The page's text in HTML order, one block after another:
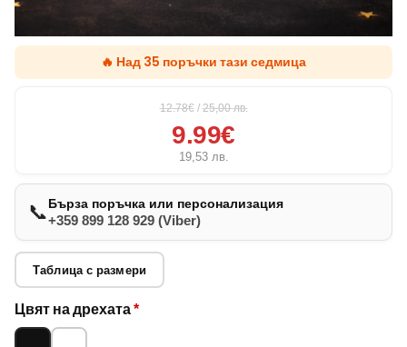
🔥 Над 35 поръчки тази седмица
12.78€ / 25,00лв.
9.99€
19,53 лв.
📞Бърза поръчка или персонализация
+359 899 128 929 (Viber)
Таблица с размери
Опции за
младоженец
Цвят на дрехата*
Черно